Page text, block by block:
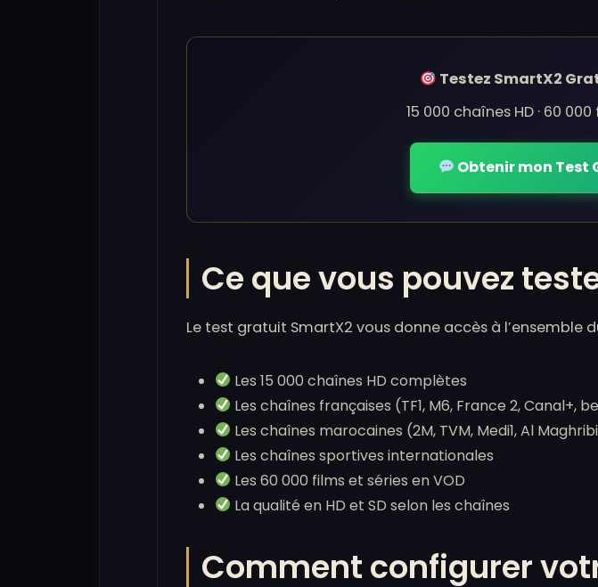
Testez SmartX2
15 000 chaînes HD · 60
Obtenir mon Test
Ce que vous pouvez
Le test gratuit SmartX2 vous donne accès à l’ensemble
Les 15 000 chaînes HD complètes
Les chaînes françaises (TF1, M6, France 2, Canal+,
Les chaînes marocaines (2M, TVM, Medi1, Al
Les chaînes sportives internationales
Les 60 000 films et séries en VOD
La qualité en HD et SD selon les chaînes
Comment configurer